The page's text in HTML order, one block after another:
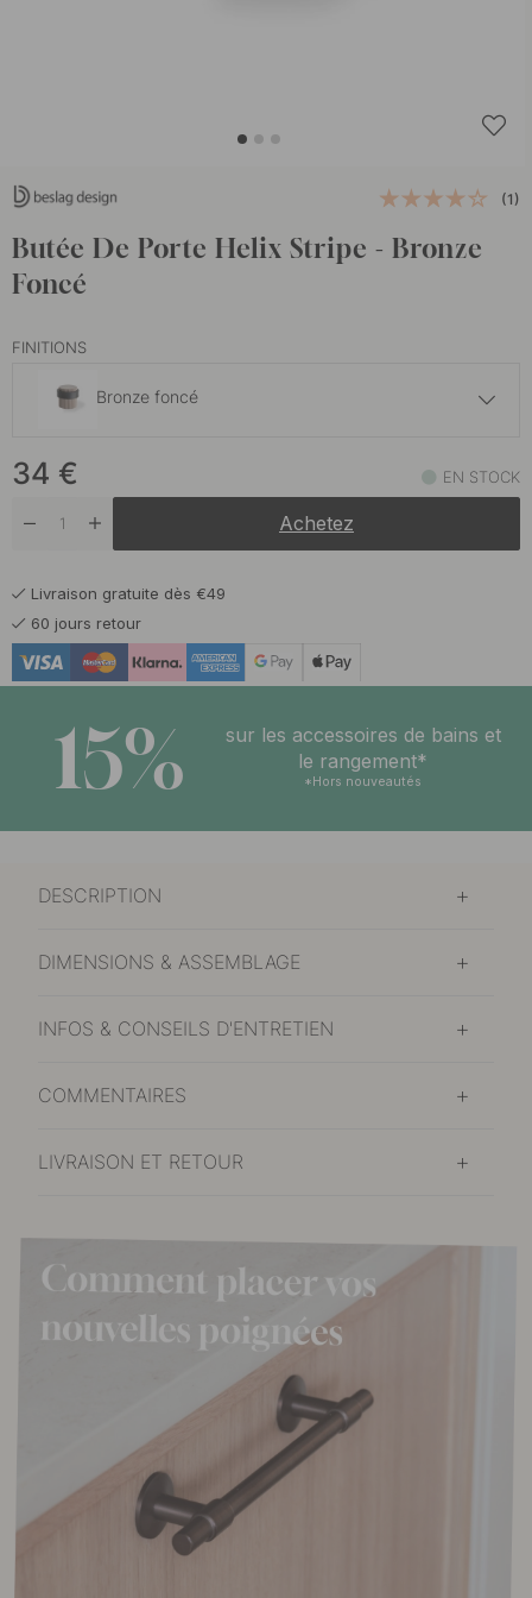
(1)
Butée De Porte Helix Stripe - Bronze
Foncé
FINITIONS
Bronze foncé
En stock
En stock
Laiton
Noir mat 33 €
34 € EN STOCK
Achetez
Livraison gratuite dès €49
60 jours retour
15%
sur les accessoires de bains et
le rangement*
*Hors nouveautés
DESCRIPTION
DIMENSIONS & ASSEMBLAGE
INFOS & CONSEILS D'ENTRETIEN
COMMENTAIRES
LIVRAISON ET RETOUR